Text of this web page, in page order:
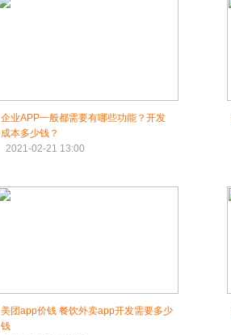
企业APP一般都需要有哪些功能？开发
成本多少钱？
2021-02-21 13:00
美团app价钱 餐饮外卖app开发需要多少
钱